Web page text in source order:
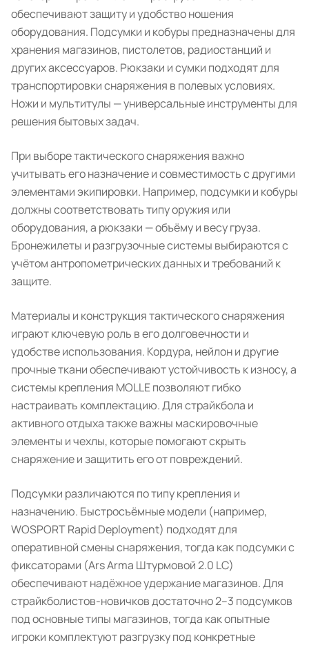
обеспечивают защиту и удобство ношения
оборудования. Подсумки и кобуры предназначены для
хранения магазинов, пистолетов, радиостанций и
других аксессуаров. Рюкзаки и сумки подходят для
транспортировки снаряжения в полевых условиях.
Ножи и мультитулы — универсальные инструменты для
решения бытовых задач.
При выборе тактического снаряжения важно
учитывать его назначение и совместимость с другими
элементами экипировки. Например, подсумки и кобуры
должны соответствовать типу оружия или
оборудования, а рюкзаки — объёму и весу груза.
Бронежилеты и разгрузочные системы выбираются с
учётом антропометрических данных и требований к
защите.
Материалы и конструкция тактического снаряжения
играют ключевую роль в его долговечности и
удобстве использования. Кордура, нейлон и другие
прочные ткани обеспечивают устойчивость к износу, а
системы крепления MOLLE позволяют гибко
настраивать комплектацию. Для страйкбола и
активного отдыха также важны маскировочные
элементы и чехлы, которые помогают скрыть
снаряжение и защитить его от повреждений.
Подсумки различаются по типу крепления и
назначению. Быстросъёмные модели (например,
WOSPORT Rapid Deployment) подходят для
оперативной смены снаряжения, тогда как подсумки с
фиксаторами (Ars Arma Штурмовой 2.0 LC)
обеспечивают надёжное удержание магазинов. Для
страйкболистов-новичков достаточно 2–3 подсумков
под основные типы магазинов, тогда как опытные
игроки комплектуют разгрузку под конкретные